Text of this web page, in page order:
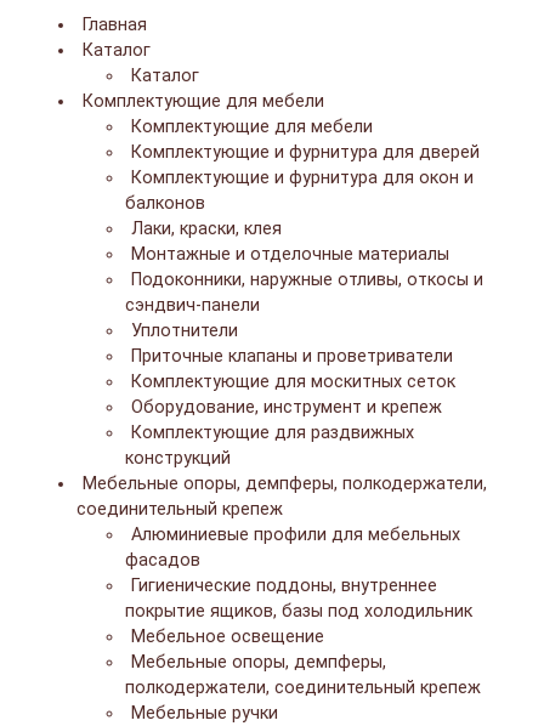
Главная
Каталог
Каталог
Комплектующие для мебели
Комплектующие для мебели
Комплектующие и фурнитура для дверей
Комплектующие и фурнитура для окон и
балконов
Лаки, краски, клея
Монтажные и отделочные материалы
Подоконники, наружные отливы, откосы и
сэндвич-панели
Уплотнители
Приточные клапаны и проветриватели
Комплектующие для москитных сеток
Оборудование, инструмент и крепеж
Комплектующие для раздвижных
конструкций
Мебельные опоры, демпферы, полкодержатели,
соединительный крепеж
Алюминиевые профили для мебельных
фасадов
Гигиенические поддоны, внутреннее
покрытие ящиков, базы под холодильник
Мебельное освещение
Мебельные опоры, демпферы,
полкодержатели, соединительный крепеж
Мебельные ручки